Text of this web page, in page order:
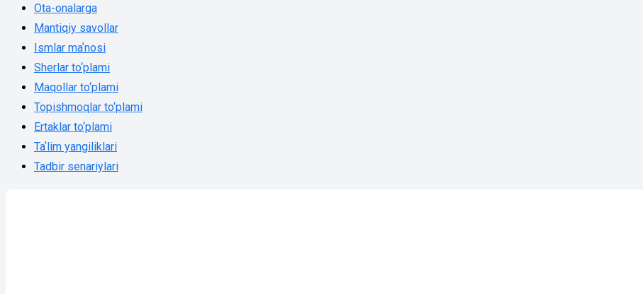
Ota-onalarga
Mantiqiy savollar
Ismlar maʼnosi
Sherlar to‘plami
Maqollar to‘plami
Topishmoqlar to‘plami
Ertaklar to‘plami
Taʼlim yangiliklari
Tadbir senariylari